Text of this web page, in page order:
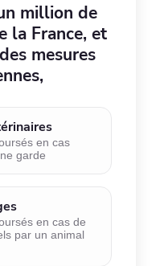
million de
la France, et
mesures
en cas
garde
en cas de
par un animal